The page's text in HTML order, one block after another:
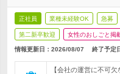
正社員 業種未経験OK 急募
第二新卒歓迎 女性のおしごと掲
情報更新日：2026/08/07 終了予定
【会社の運営に不可